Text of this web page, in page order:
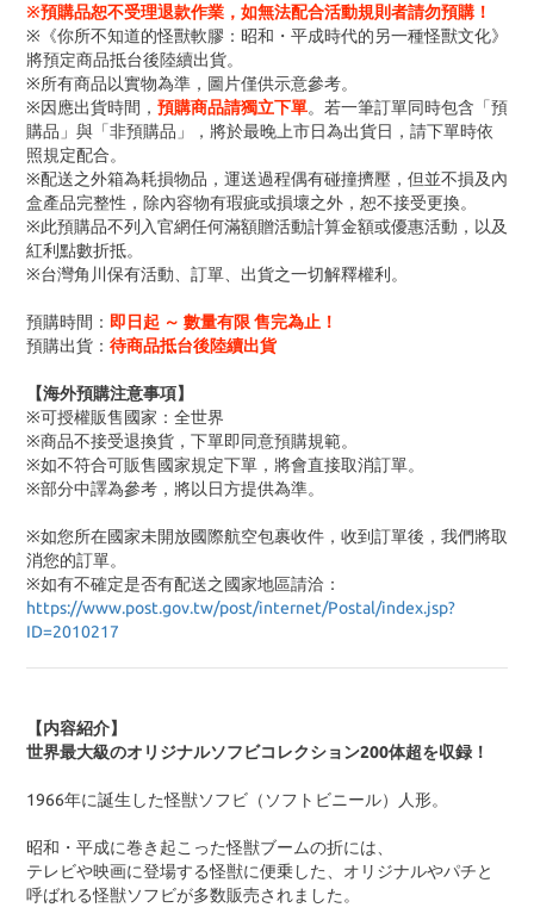
※預購品恕不受理退款作業，如無法配合活動規則者請勿預購！
※《你所不知道的怪獸軟膠：昭和・平成時代的另一種怪獸文化》
將預定商品抵台後陸續出貨。
※所有商品以實物為準，圖片僅供示意參考。
※因應出貨時間， 預購商品請獨立下單。若一筆訂單同時包含「預
購品」與「非預購品」，將於最晚上市日為出貨日，請下單時依
照規定配合。
※配送之外箱為耗損物品，運送過程偶有碰撞擠壓，但並不損及內
盒產品完整性，除內容物有瑕疵或損壞之外，恕不接受更換。
※此預購品不列入官網任何滿額贈活動計算金額或優惠活動，以及
紅利點數折抵。
※台灣角川保有活動、訂單、出貨之一切解釋權利。
預購時間： 即日起 ～ 數量有限 售完為止！
預購出貨： 待商品抵台後陸續出貨
【海外預購注意事項】
※可授權販售國家：全世界
※商品不接受退換貨，下單即同意預購規範。
※如不符合可販售國家規定下單，將會直接取消訂單。
※部分中譯為參考，將以日方提供為準。
※如您所在國家未開放國際航空包裹收件，收到訂單後，我們將取
消您的訂單。
※如有不確定是否有配送之國家地區請洽：
https://www.post.gov.tw/post/internet/Postal/index.jsp?
ID=2010217
【内容紹介】
世界最大級のオリジナルソフビコレクション200体超を収録！
1966年に誕生した怪獣ソフビ（ソフトビニール）人形。
昭和・平成に巻き起こった怪獣ブームの折には、
テレビや映画に登場する怪獣に便乗した、オリジナルやパチと
呼ばれる怪獣ソフビが多数販売されました。